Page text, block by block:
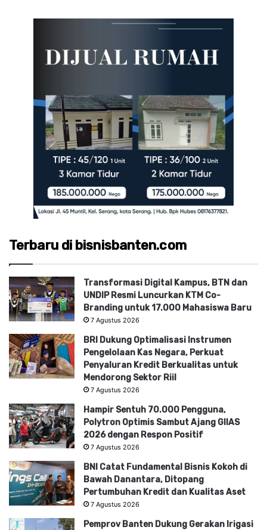
Terbaru di bisnisbanten.com
Transformasi Digital Kampus, BTN dan
UNDIP Resmi Luncurkan KTM Co-
Branding untuk 17.000 Mahasiswa Baru
7 Agustus 2026
BRI Dukung Optimalisasi Instrumen
Pengelolaan Kas Negara, Perkuat
Penyaluran Kredit Berkualitas untuk
Mendorong Sektor Riil
7 Agustus 2026
Hampir Sentuh 70.000 Pengguna,
Polytron Optimis Sambut Ajang GIIAS
2026 dengan Respon Positif
7 Agustus 2026
BNI Catat Fundamental Bisnis Kokoh di
Bawah Danantara, Ditopang
Pertumbuhan Kredit dan Kualitas Aset
7 Agustus 2026
Pemprov Banten Dukung Gerakan Irigasi